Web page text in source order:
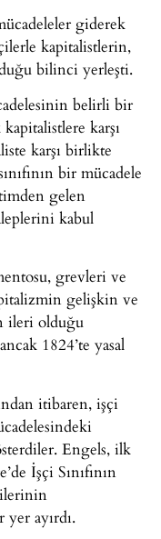
giderek
kapitalistlerin,
bilinci yerleşti.
belirli bir
karşı
karşı birlikte
bir mücadele
gelen
kabul
grevleri ve
gelişkin ve
ileri olduğu
1824’te yasal
itibaren, işçi
Engels, ilk
İşçi Sınıfının
ayırdı.